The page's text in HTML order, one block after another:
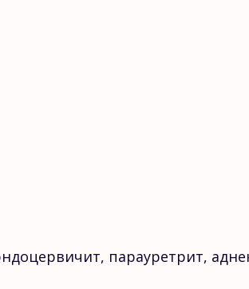
парауретрит,